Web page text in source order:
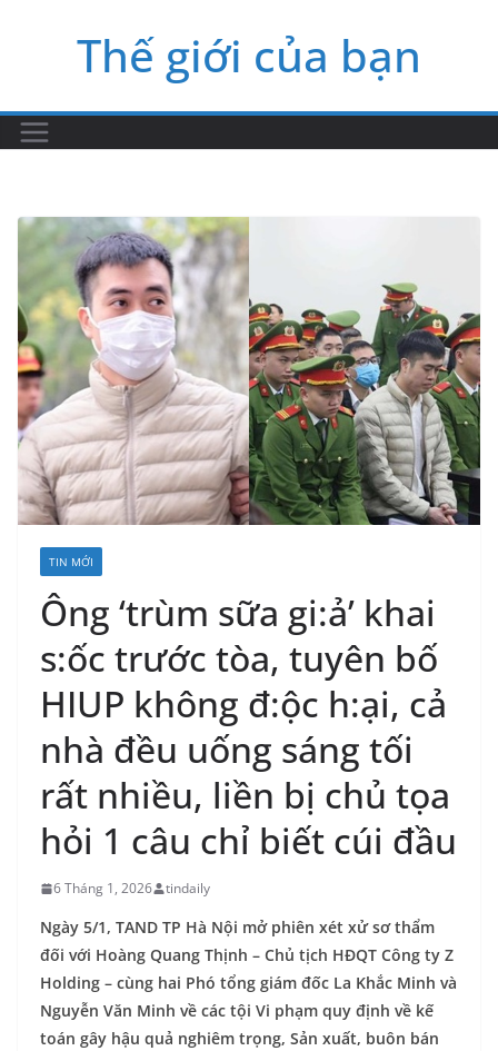
Thế giới của bạn
TIN MỚI
Ông ‘trùm sữa gi:ả’ khai
s:ốc trước tòa, tuyên bố
HIUP không đ:ộc h:ại, cả
nhà đều uống sáng tối
rất nhiều, liền bị chủ tọa
hỏi 1 câu chỉ biết cúi đầu
6 Tháng 1, 2026 tindaily
Ngày 5/1, TAND TP Hà Nội mở phiên xét xử sơ thẩm
đối với Hoàng Quang Thịnh – Chủ tịch HĐQT Công ty Z
Holding – cùng hai Phó tổng giám đốc La Khắc Minh và
Nguyễn Văn Minh về các tội Vi phạm quy định về kế
toán gây hậu quả nghiêm trọng, Sản xuất, buôn bán